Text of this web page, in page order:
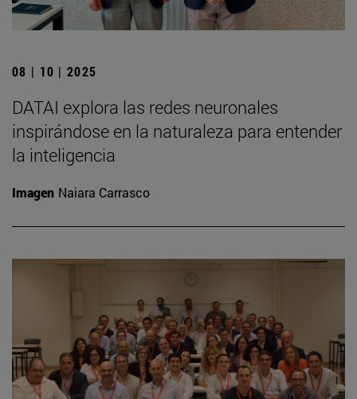
08 | 10 | 2025
DATAI explora las redes neuronales
inspirándose en la naturaleza para entender
la inteligencia
Imagen Naiara Carrasco